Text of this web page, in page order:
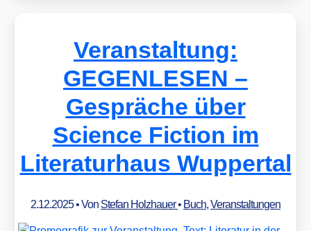
Veranstaltung:
GEGENLESEN –
Gespräche über
Science Fiction im
Literaturhaus Wuppertal
2.12.2025• Von Stefan Holzhauer• Buch,Veranstaltungen